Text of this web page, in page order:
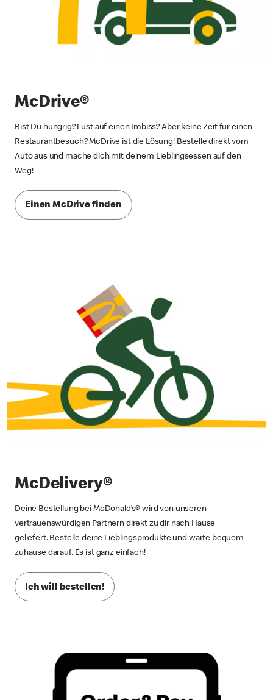
McDrive®
Bist Du hungrig? Lust auf einen Imbiss? Aber keine Zeit für einen
Restaurantbesuch? McDrive ist die Lösung! Bestelle direkt vom
Auto aus und mache dich mit deinem Lieblingsessen auf den
Weg!
Einen McDrive finden
McDelivery®
Deine Bestellung bei McDonald’s® wird von unseren
vertrauenswürdigen Partnern direkt zu dir nach Hause
geliefert. Bestelle deine Lieblingsprodukte und warte bequem
zuhause darauf. Es ist ganz einfach!
Ich will bestellen!